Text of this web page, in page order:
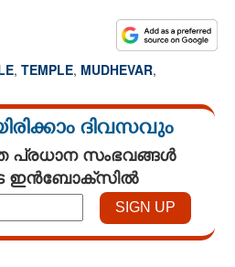
, TEMPLE, MUDHEVAR,
ദിവസവും
പ്രധാന സംഭവങ്ങൾ
ഇൻബോക്സിൽ